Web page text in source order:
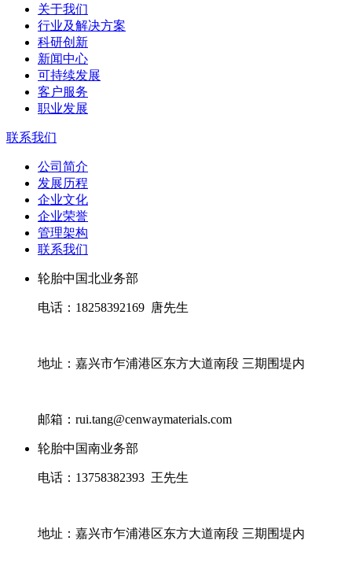
关于我们
行业及解决方案
科研创新
新闻中心
可持续发展
客户服务
职业发展
联系我们
公司简介
发展历程
企业文化
企业荣誉
管理架构
联系我们
轮胎中国北业务部
电话：18258392169 唐先生
地址：嘉兴市乍浦港区东方大道南段 三期围堤内
邮箱：rui.tang@cenwaymaterials.com
轮胎中国南业务部
电话：13758382393 王先生
地址：嘉兴市乍浦港区东方大道南段 三期围堤内